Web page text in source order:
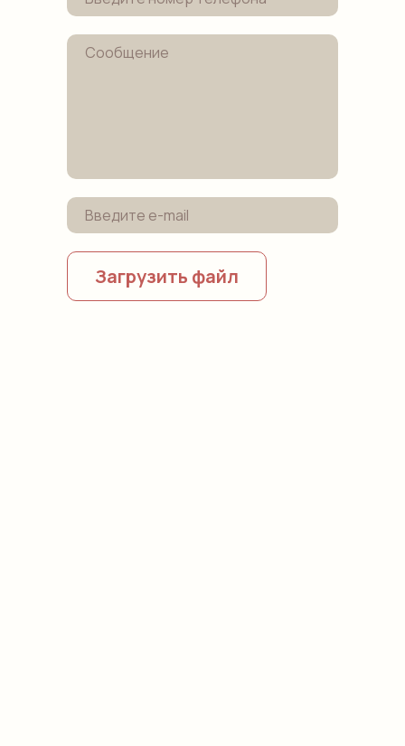
Загрузить файл